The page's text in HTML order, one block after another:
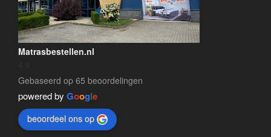
Matrasbestellen.nl
Gebaseerd op 65 beoordelingen
powered by Google
beoordeel ons op